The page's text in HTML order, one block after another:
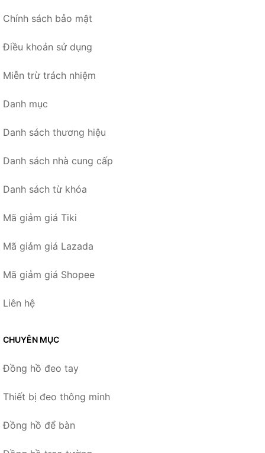
Chính sách bảo mật
Điều khoản sử dụng
Miễn trừ trách nhiệm
Danh mục
Danh sách thương hiệu
Danh sách nhà cung cấp
Danh sách từ khóa
Mã giảm giá Tiki
Mã giảm giá Lazada
Mã giảm giá Shopee
Liên hệ
CHUYÊN MỤC
Đồng hồ đeo tay
Thiết bị đeo thông minh
Đồng hồ để bàn